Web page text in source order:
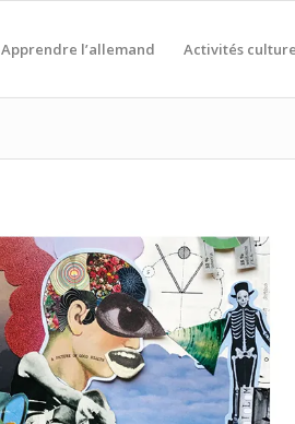
Apprendre l’allemand Activités